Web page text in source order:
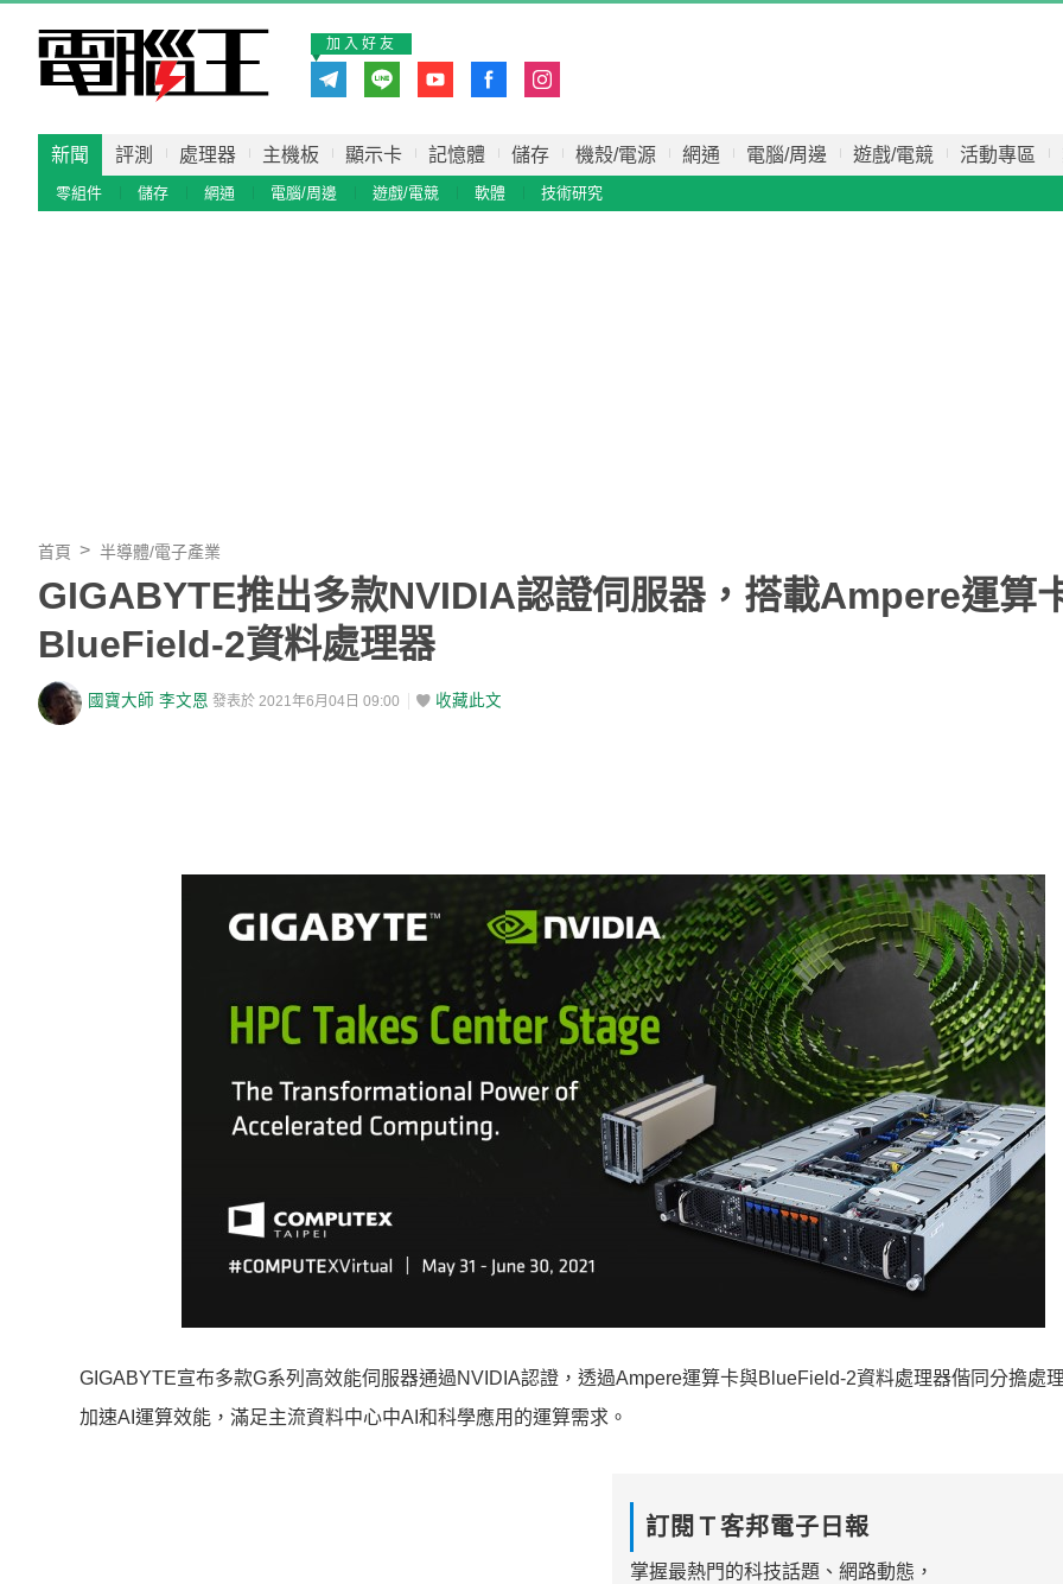
加入好友
新聞 評測 處理器 主機板 顯示卡 記憶體 儲存 機殼/電源 網通 電腦/周邊 遊戲/電競 活動專區
零組件 儲存 網通 電腦/周邊 遊戲/電競 軟體 技術研究
首頁 半導體/電子產業
GIGABYTE推出多款NVIDIA認證伺服器，搭載Ampere運算
BlueField-2資料處理器
國寶大師 李文恩 發表於 2021年6月04日 09:00 收藏此文
GIGABYTE宣布多款G系列高效能伺服器通過NVIDIA認證，透過Ampere運算卡與BlueField-2資料處理器偕同分擔處
加速AI運算效能，滿足主流資料中心中AI和科學應用的運算需求。
訂閱Ｔ客邦電子日報
掌握最熱門的科技話題、網路動態，